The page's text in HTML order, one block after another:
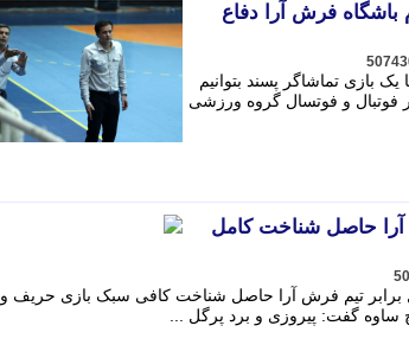
فرش آرا دفاع
بازی تماشاگر پسند بتوانیم
فوتبال و فوتسال گروه ورزشی
حاصل شناخت کامل
تیم فرش آرا حاصل شناخت کافی سبک بازی حریف و
ساوه گفت: پیروزی و برد پرگل ...